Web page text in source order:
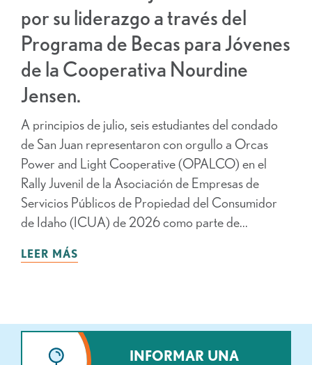
por su liderazgo a través del
Programa de Becas para Jóvenes
de la Cooperativa Nourdine
Jensen.
A principios de julio, seis estudiantes del condado
de San Juan representaron con orgullo a Orcas
Power and Light Cooperative (OPALCO) en el
Rally Juvenil de la Asociación de Empresas de
Servicios Públicos de Propiedad del Consumidor
de Idaho (ICUA) de 2026 como parte de...
LEER MÁS
INFORMAR UNA